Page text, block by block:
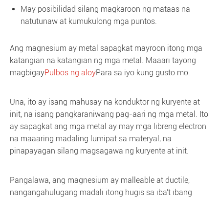
May posibilidad silang magkaroon ng mataas na
natutunaw at kumukulong mga puntos.
Ang magnesium ay metal sapagkat mayroon itong mga
katangian na katangian ng mga metal. Maaari tayong
magbigayPulbos ng aloyPara sa iyo kung gusto mo.
Una, ito ay isang mahusay na konduktor ng kuryente at
init, na isang pangkaraniwang pag-aari ng mga metal. Ito
ay sapagkat ang mga metal ay may mga libreng electron
na maaaring madaling lumipat sa materyal, na
pinapayagan silang magsagawa ng kuryente at init.
Pangalawa, ang magnesium ay malleable at ductile,
nangangahulugang madali itong hugis sa iba't ibang